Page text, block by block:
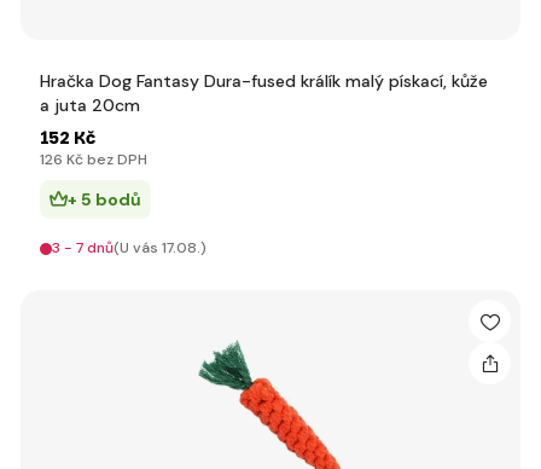
Hračka Dog Fantasy Dura-fused králík malý pískací, kůže
a juta 20cm
152 Kč
126 Kč bez DPH
+ 5 bodů
3 - 7 dnů(U vás 17.08.)